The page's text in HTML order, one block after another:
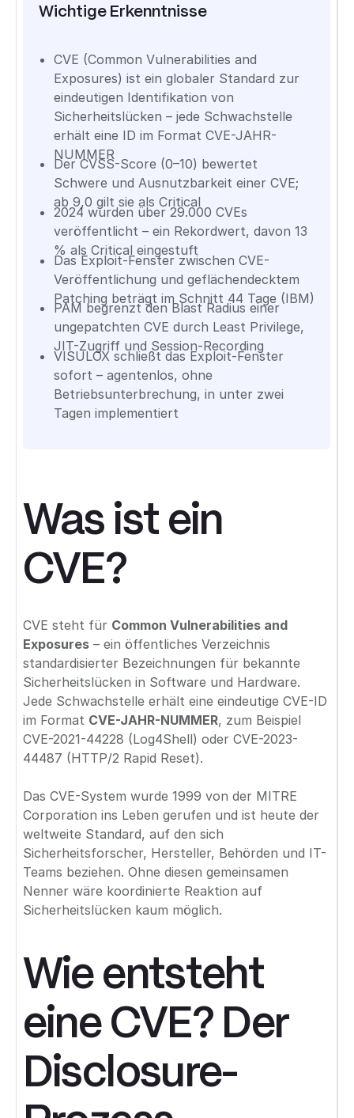
Wichtige Erkenntnisse
CVE (Common Vulnerabilities and
Exposures) ist ein globaler Standard zur
eindeutigen Identifikation von
Sicherheitslücken – jede Schwachstelle
erhält eine ID im Format CVE-JAHR-
NUMMER
Der CVSS-Score (0–10) bewertet
Schwere und Ausnutzbarkeit einer CVE;
ab 9,0 gilt sie als Critical
2024 wurden über 29.000 CVEs
veröffentlicht – ein Rekordwert, davon 13
% als Critical eingestuft
Das Exploit-Fenster zwischen CVE-
Veröffentlichung und geflächendecktem
Patching beträgt im Schnitt 44 Tage (IBM)
PAM begrenzt den Blast Radius einer
ungepatchten CVE durch Least Privilege,
JIT-Zugriff und Session-Recording
VISULOX schließt das Exploit-Fenster
sofort – agentenlos, ohne
Betriebsunterbrechung, in unter zwei
Tagen implementiert
Was ist ein
CVE?
CVE steht für Common Vulnerabilities and
Exposures– ein öffentliches Verzeichnis
standardisierter Bezeichnungen für bekannte
Sicherheitslücken in Software und Hardware.
Jede Schwachstelle erhält eine eindeutige CVE-ID
im Format CVE-JAHR-NUMMER, zum Beispiel
CVE-2021-44228 (Log4Shell) oder CVE-2023-
44487 (HTTP/2 Rapid Reset).
Das CVE-System wurde 1999 von der MITRE
Corporation ins Leben gerufen und ist heute der
weltweite Standard, auf den sich
Sicherheitsforscher, Hersteller, Behörden und IT-
Teams beziehen. Ohne diesen gemeinsamen
Nenner wäre koordinierte Reaktion auf
Sicherheitslücken kaum möglich.
Wie entsteht
eine CVE? Der
Disclosure-